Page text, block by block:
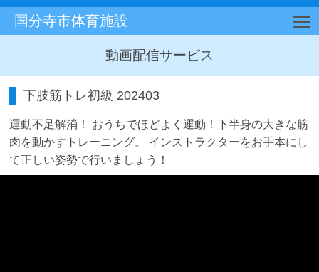
国分寺市体育施設
動画配信サービス
下肢筋トレ初級 202403
運動不足解消！ おうちでほどよく運動！下半身の大きな筋
肉を動かすトレーニング。 インストラクターをお手本にし
て正しい姿勢で行いましょう！